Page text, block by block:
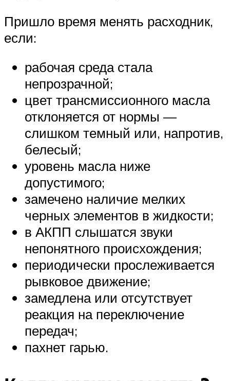
Пришло время менять расходник,
если:
рабочая среда стала
непрозрачной;
цвет трансмиссионного масла
отклоняется от нормы —
слишком темный или, напротив,
белесый;
уровень масла ниже
допустимого;
замечено наличие мелких
черных элементов в жидкости;
в АКПП слышатся звуки
непонятного происхождения;
периодически прослеживается
рывковое движение;
замедлена или отсутствует
реакция на переключение
передач;
пахнет гарью.